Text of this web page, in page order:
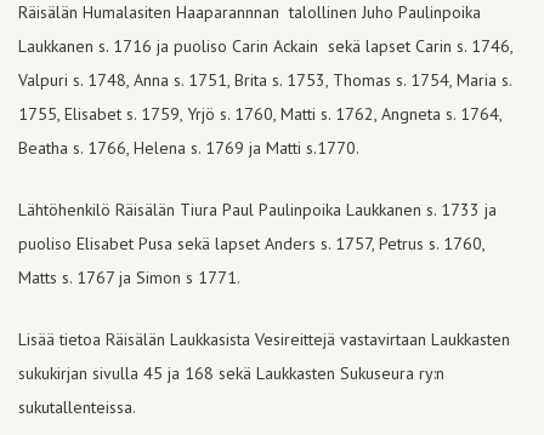
Räisälän Humalasiten Haaparannnan talollinen Juho Paulinpoika
Laukkanen s. 1716 ja puoliso Carin Ackain sekä lapset Carin s. 1746,
Valpuri s. 1748, Anna s. 1751, Brita s. 1753, Thomas s. 1754, Maria s.
1755, Elisabet s. 1759, Yrjö s. 1760, Matti s. 1762, Angneta s. 1764,
Beatha s. 1766, Helena s. 1769 ja Matti s.1770.
Lähtöhenkilö Räisälän Tiura Paul Paulinpoika Laukkanen s. 1733 ja
puoliso Elisabet Pusa sekä lapset Anders s. 1757, Petrus s. 1760,
Matts s. 1767 ja Simon s 1771.
Lisää tietoa Räisälän Laukkasista Vesireittejä vastavirtaan Laukkasten
sukukirjan sivulla 45 ja 168 sekä Laukkasten Sukuseura ry:n
sukutallenteissa.